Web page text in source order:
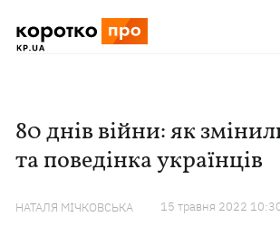
80 днів війни: як
та поведінка українців
НАТАЛЯ МІЧКОВСЬКА 15 травня 2022